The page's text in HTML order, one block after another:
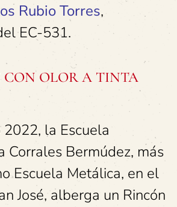
RubioTorres,
EC-531.
CON OLOR A TINTA
la Escuela
Corrales Bermúdez, más
Escuela Metálica, en el
José, alberga un Rincón